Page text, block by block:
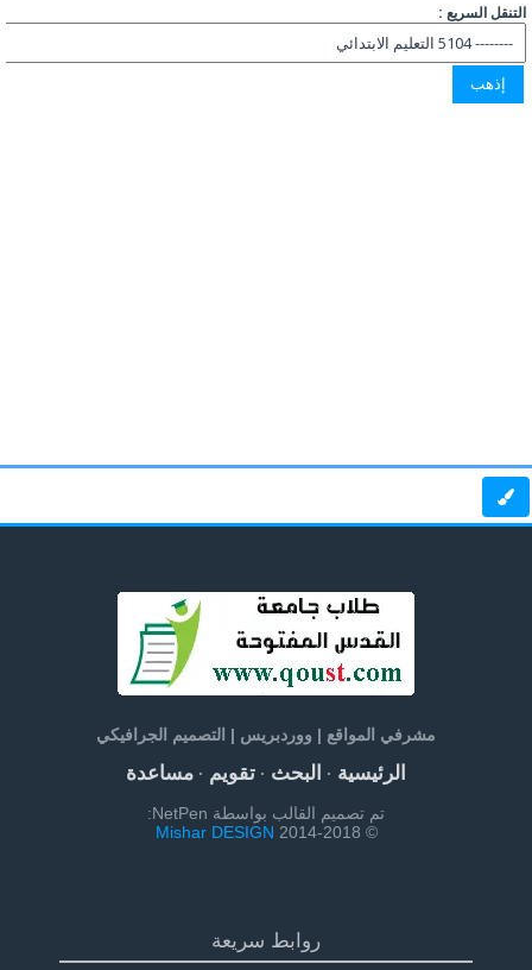
التنقل السريع :
مشرفي المواقع | ووردبريس | التصميم الجرافيكي
الرئيسية· البحث· تقويم· مساعدة
تم تصميم القالب بواسطة NetPen:
© 2014-2018
Mishar DESIGN
روابط سريعة